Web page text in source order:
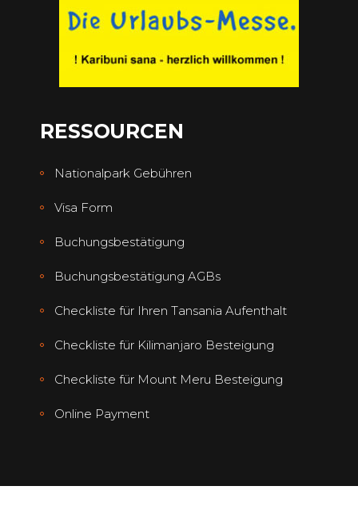
RESSOURCEN
Nationalpark Gebühren
Visa Form
Buchungsbestätigung
Buchungsbestätigung AGBs
Checkliste für Ihren Tansania Aufenthalt
Checkliste für Kilimanjaro Besteigung
Checkliste für Mount Meru Besteigung
Online Payment